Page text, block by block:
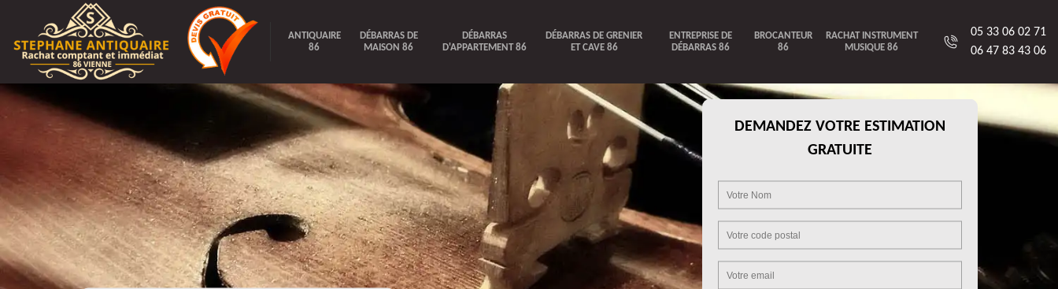
ANTIQUAIRE
86
DÉBARRAS DE
MAISON 86
DÉBARRAS
D'APPARTEMENT 86
DÉBARRAS DE GRENIER
ET CAVE 86
ENTREPRISE DE
DÉBARRAS 86
BROCANTEUR
86
RACHAT INSTRUMENT
MUSIQUE 86
05 33 06 02 71
06 47 83 43 06
DEMANDEZ VOTRE ESTIMATION
GRATUITE